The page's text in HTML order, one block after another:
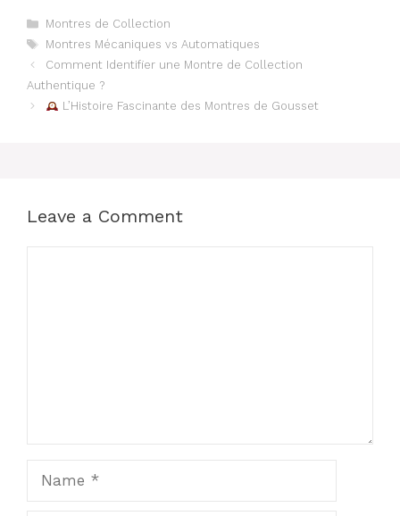
Categories
Montres de Collection
Tags
Montres Mécaniques vs Automatiques
Comment Identifier une Montre de Collection
Authentique ?
L’Histoire Fascinante des Montres de Gousset
Leave a Comment